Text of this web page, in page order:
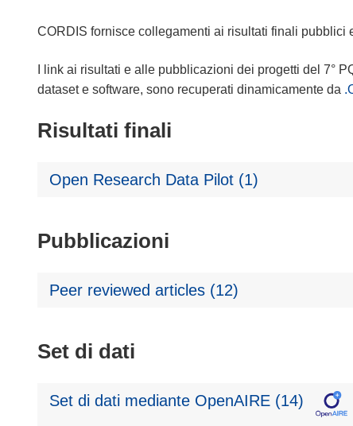
CORDIS fornisce collegamenti ai risultati finali
I link ai risultati e alle pubblicazioni dei progetti del 7°
dataset e software, sono recuperati dinamicamente da
Risultati finali
Open Research Data Pilot (1)
Pubblicazioni
Peer reviewed articles (12)
Set di dati
Set di dati mediante OpenAIRE (14)